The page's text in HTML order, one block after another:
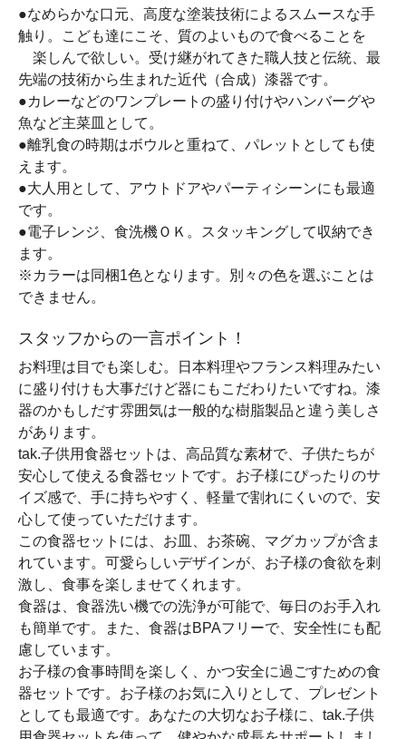
●なめらかな口元、高度な塗装技術によるスムースな手
触り。こども達にこそ、質のよいもので食べることを
楽しんで欲しい。受け継がれてきた職人技と伝統、最
先端の技術から生まれた近代（合成）漆器です。
●カレーなどのワンプレートの盛り付けやハンバーグや
魚など主菜皿として。
●離乳食の時期はボウルと重ねて、パレットとしても使
えます。
●大人用として、アウトドアやパーティシーンにも最適
です。
●電子レンジ、食洗機ＯＫ。スタッキングして収納でき
ます。
※カラーは同梱1色となります。別々の色を選ぶことは
できません。
スタッフからの一言ポイント！
お料理は目でも楽しむ。日本料理やフランス料理みたい
に盛り付けも大事だけど器にもこだわりたいですね。漆
器のかもしだす雰囲気は一般的な樹脂製品と違う美しさ
があります。
tak.子供用食器セットは、高品質な素材で、子供たちが
安心して使える食器セットです。お子様にぴったりのサ
イズ感で、手に持ちやすく、軽量で割れにくいので、安
心して使っていただけます。
この食器セットには、お皿、お茶碗、マグカップが含ま
れています。可愛らしいデザインが、お子様の食欲を刺
激し、食事を楽しませてくれます。
食器は、食器洗い機での洗浄が可能で、毎日のお手入れ
も簡単です。また、食器はBPAフリーで、安全性にも配
慮しています。
お子様の食事時間を楽しく、かつ安全に過ごすための食
器セットです。お子様のお気に入りとして、プレゼント
としても最適です。あなたの大切なお子様に、tak.子供